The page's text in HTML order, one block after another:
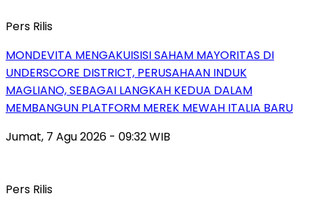
Pers Rilis
MONDEVITA MENGAKUISISI SAHAM MAYORITAS DI
UNDERSCORE DISTRICT, PERUSAHAAN INDUK
MAGLIANO, SEBAGAI LANGKAH KEDUA DALAM
MEMBANGUN PLATFORM MEREK MEWAH ITALIA BARU
Jumat, 7 Agu 2026 - 09:32 WIB
Pers Rilis